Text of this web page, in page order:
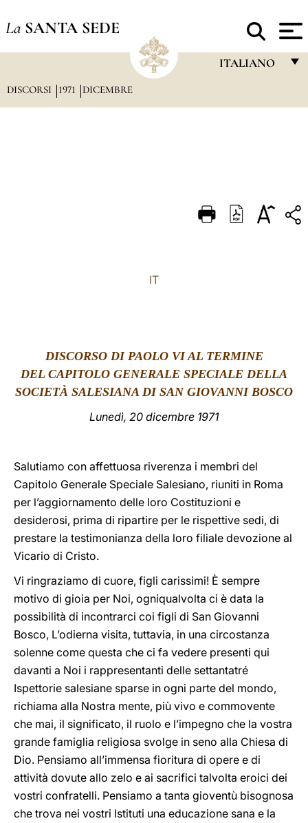
La SANTA SEDE
ITALIANO
DEUTSCH
DISCORSI 1971 DICEMBRE
IT
DISCORSO DI PAOLO VI AL TERMINE
DEL CAPITOLO GENERALE SPECIALE DELLA
SOCIETÀ SALESIANA DI SAN GIOVANNI BOSCO
Lunedì, 20 dicembre 1971
Salutiamo con affettuosa riverenza i membri del
Capitolo Generale Speciale Salesiano, riuniti in Roma
per l’aggiornamento delle loro Costituzioni e
desiderosi, prima di ripartire per le rispettive sedi, di
prestare la testimonianza della loro filiale devozione al
Vicario di Cristo.
Vi ringraziamo di cuore, figli carissimi! È sempre
motivo di gioia per Noi, ogniqualvolta ci è data la
possibilità di incontrarci coi figli di San Giovanni
Bosco, L’odierna visita, tuttavia, in una circostanza
solenne come questa che ci fa vedere presenti qui
davanti a Noi i rappresentanti delle settantatré
Ispettorie salesiane sparse in ogni parte del mondo,
richiama alla Nostra mente, più vivo e commovente
che mai, il significato, il ruolo e l’impegno che la vostra
grande famiglia religiosa svolge in seno alla Chiesa di
Dio. Pensiamo all’immensa fioritura di opere e di
attività dovute allo zelo e ai sacrifici talvolta eroici dei
vostri confratelli. Pensiamo a tanta gioventù bisognosa
che trova nei vostri Istituti una educazione sana e la